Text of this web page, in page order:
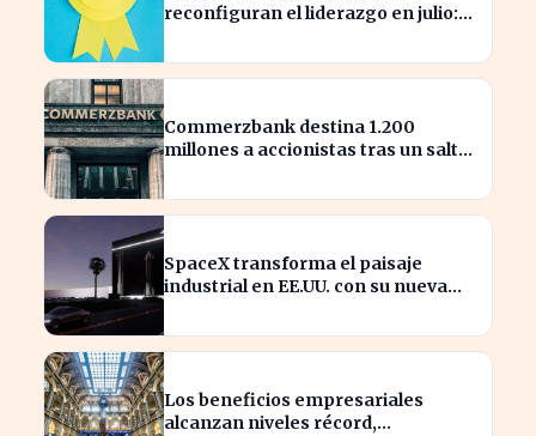
reconfiguran el liderazgo en julio:
nombrados?
Commerzbank destina 1.200
millones a accionistas tras un salto
SpaceX transforma el paisaje
industrial en EE.UU. con su nueva
Los beneficios empresariales
alcanzan niveles récord,